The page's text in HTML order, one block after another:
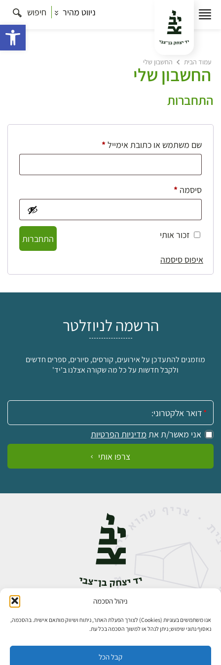
ניהול הסכמה
אנו משתמשים בעוגיות (Cookies) לצורך הפעלת האתר, ניתוח ושיווק מותאם אישית. בהסכמה,
נאסוף נתוני שימוש; ניתן לנהל או למשוך הסכמה בכל עת.
קבל הכל
ניווט מהיר חיפוש
עמוד הבית החשבון שלי
החשבון שלי
התחברות
שם משתמש או כתובת אימייל*חובה
סיסמה *חובה
זכור אותי
התחברות
איפוס סיסמה
הרשמה לניוזלטר
מוזמנים להתעדכן על אירועים, קורסים, סיורים, ספרים חדשים
ולקבל חדשות על כל מה שקורה אצלנו ב'יד'
אימייל:
אני מאשר/ת את מדיניות הפרטיות
צרפו אותי
אבן גבירול 14, רחביה, ירושלים